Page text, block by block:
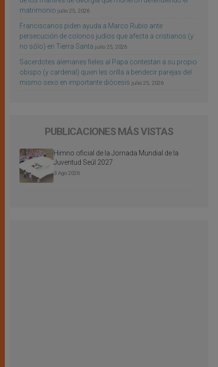
matrimonio julio 25, 2026
Franciscanos piden ayuda a Marco Rubio ante
persecución de colonos judíos que afecta a cristianos (y
no sólo) en Tierra Santa julio 25, 2026
Sacerdotes alemanes fieles al Papa contestan a su propio
obispo (y cardenal) quien les orilla a bendecir parejas del
mismo sexo en importante diócesis julio 25, 2026
PUBLICACIONES MÁS VISTAS
Himno oficial de la Jornada Mundial de la
Juventud Seúl 2027
3 Ago 2026